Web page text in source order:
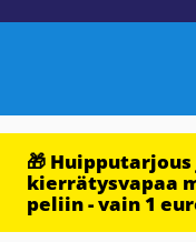
🎁
kierrätysvapaa
peliin - vain 1